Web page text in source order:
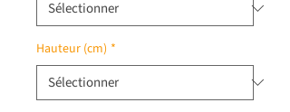
Hauteur (cm) *